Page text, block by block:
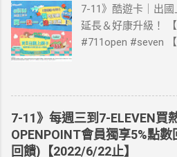
7-11》酷遊卡｜出
延長＆好康升級！
#711open #seven
國上網卡 方便、快
送王品集團300元即
活動網站登錄 【點
卡：好康升級！購買
7-11》每週三到7-ELEVEN買
OPENPOINT會員獨享5%點
回饋)【2022/6/22止】